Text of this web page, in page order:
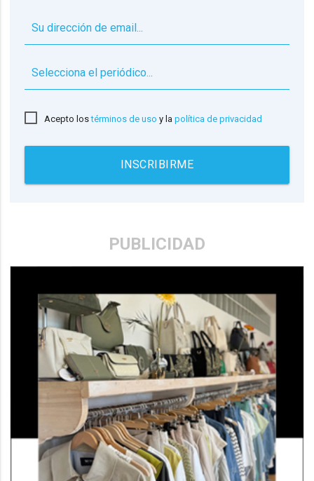
Acepto lostérminos de uso y lapolítica de privacidad
INSCRIBIRME
PUBLICIDAD